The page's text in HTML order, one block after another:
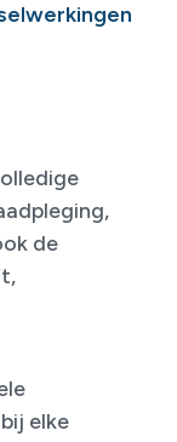
de
elke